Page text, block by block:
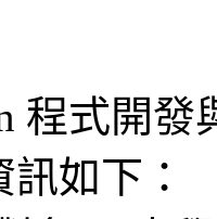
程式開發
如下：